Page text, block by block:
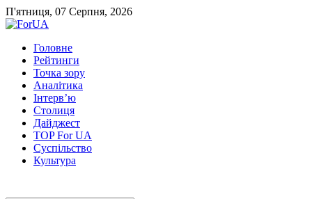
П'ятниця, 07 Серпня, 2026
Головне
Рейтинги
Точка зору
Аналітика
Інтерв’ю
Столиця
Дайджест
TOP For UA
Суспiльство
Культура